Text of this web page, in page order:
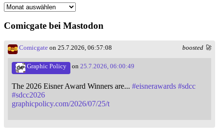
Monatsarchiv
Comicgate bei Mastodon
boosted 🚀
Comicgate on 25.7.2026, 06:57:08
Graphic Policy on 25.7.2026, 06:00:49
The 2026 Eisner Award Winners are... #eisnerawards #sdcc
#sdcc2026
graphicpolicy.com/2026/07/25/t